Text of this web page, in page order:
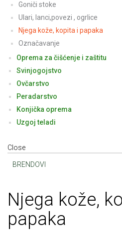
Goniči stoke
Ulari, lanci,povezi , ogrlice
Njega kože, kopita i papaka
Označavanje
Oprema za čišćenje i zaštitu
Svinjogojstvo
Ovčarstvo
Peradarstvo
Konjička oprema
Uzgoj teladi
Close
BRENDOVI
Njega kože,
papaka